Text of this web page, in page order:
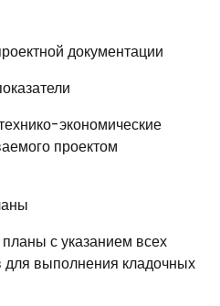
документации
экономические
проектом
с указанием всех
для выполнения кладочных